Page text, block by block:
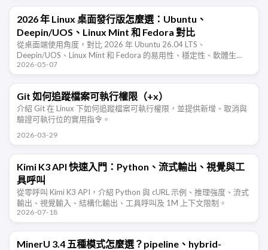
2026 年 Linux 桌面發行版怎麼選：Ubuntu、
Deepin/UOS、Linux Mint 和 Fedora 對比
從桌面端使用角度，對比 2026 年 Ubuntu 26.04 LTS、
Deepin/UOS、Linux Mint 和 Fedora 的易用性、穩定性、軟體生
態、新技術支援和適合人群。
2026-05-07
Git 如何追蹤檔案可執行權限（+x）
介紹 Git 在 Linux 下如何追蹤檔案可執行權限，並提供新增、取消與
驗證可執行位的實用指令。
2026-03-29
Kimi K3 API 快速入門：Python、流式輸出、視覺與工
具呼叫
從零呼叫 Kimi K3 API，介紹 Python 與 cURL 示例、推理強度、流式
輸出、視覺輸入、結構化輸出、工具呼叫及 1M 上下文限制。
2026-07-18
MinerU 3.4 五種模式怎麼選？pipeline、hybrid-